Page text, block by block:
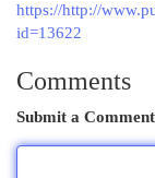
https://http://
id=13622
Comments
Submit a Comment